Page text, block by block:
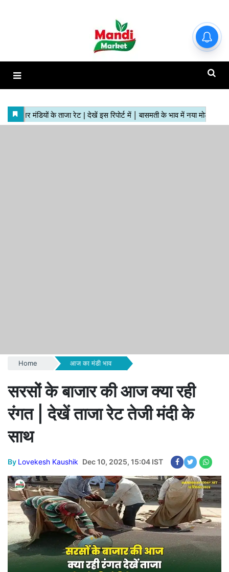
Home आज का मंडी भाव
सरसों के बाजार की आज क्या रही
रंगत | देखें ताजा रेट तेजी मंदी के
साथ
By Lovekesh Kaushik Dec 10, 2025, 15:04 IST